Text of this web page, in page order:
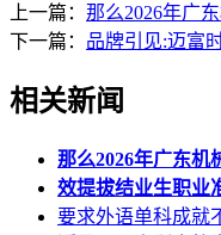
上一篇： 那么2026年广
下一篇： 品牌引见:迈富
相关新闻
那么2026年广东机
效提拔结业生职业
要求外语单科成就